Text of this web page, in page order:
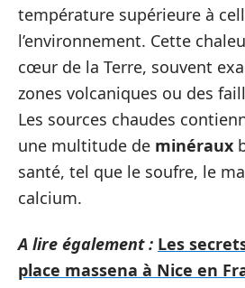
température supérieure à
l’environnement. Cette
cœur de la Terre, souvent
zones volcaniques ou des
Les sources chaudes
une multitude de minéraux
santé, tel que le soufre, le
calcium.
A lire également : Les
place massena à Nice en